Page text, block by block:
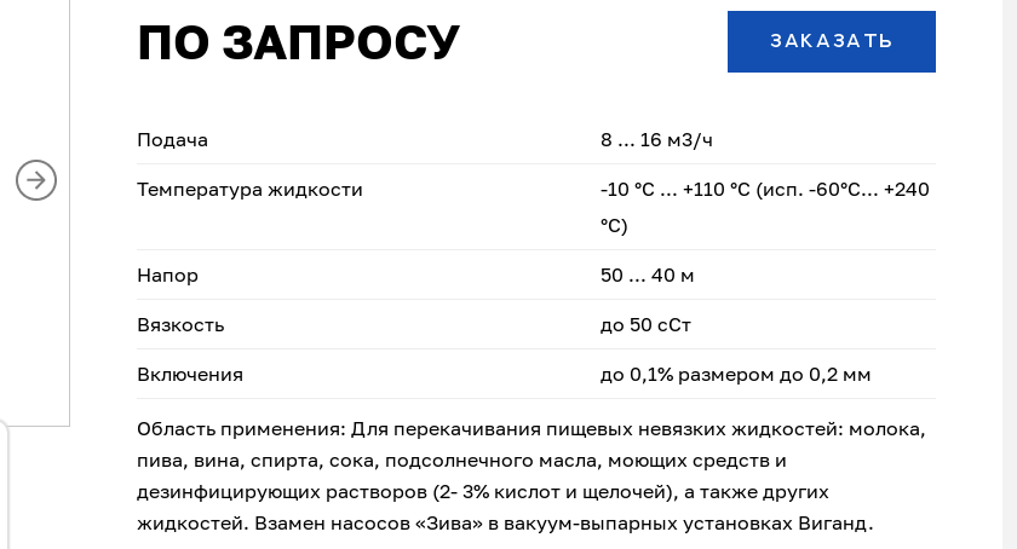
ПО ЗАПРОСУ ЗАКАЗАТЬ
Подача 8 ... 16 м3/ч
Температура жидкости
-10 °С ... +110 °С (исп. -60°С... +240
°С)
Напор 50 ... 40 м
Вязкость до 50 сСт
Включения до 0,1% размером до 0,2 мм
Область применения: Для перекачивания пищевых невязких жидкостей: молока,
пива, вина, спирта, сока, подсолнечного масла, моющих средств и
дезинфицирующих растворов (2- 3% кислот и щелочей), а также других
жидкостей. Взамен насосов «Зива» в вакуум-выпарных установках Виганд.